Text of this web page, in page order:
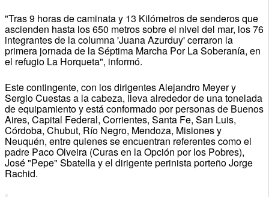
"Tras 9 horas de caminata y 13 Kilómetros de senderos que
ascienden hasta los 650 metros sobre el nivel del mar, los 76
integrantes de la columna 'Juana Azurduy' cerraron la
primera jornada de la Séptima Marcha Por La Soberanía, en
el refugio La Horqueta", informó.
Este contingente, con los dirigentes Alejandro Meyer y
Sergio Cuestas a la cabeza, lleva alrededor de una tonelada
de equipamiento y está conformado por personas de Buenos
Aires, Capital Federal, Corrientes, Santa Fe, San Luis,
Córdoba, Chubut, Río Negro, Mendoza, Misiones y
Neuquén, entre quienes se encuentran referentes como el
padre Paco Olveira (Curas en la Opción por los Pobres),
José "Pepe" Sbatella y el dirigente perinista porteño Jorge
Rachid.